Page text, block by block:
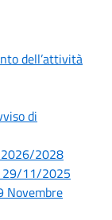
dell’attività
di
2026/2028
29/11/2025
Novembre